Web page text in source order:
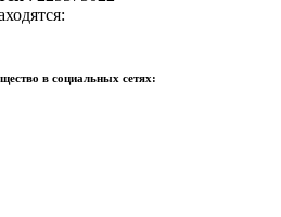
в социальных сетях: